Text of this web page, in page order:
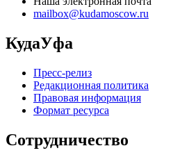
mailbox@kudamoscow.ru
КудаУфа
Пресс-релиз
Редакционная политика
Правовая информация
Формат ресурса
Сотрудничество